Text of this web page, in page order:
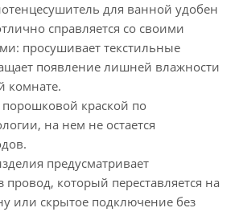
для ванной удобен
справляется со своими
просушивает текстильные
появление лишней влажности
комнате.
краской по
на нем не остается
предусматривает
который переставляется на
или скрытое подключение без